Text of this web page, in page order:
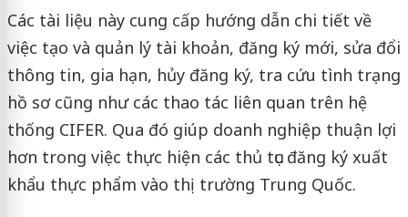
Các tài liệu này cung cấp hướng dẫn chi tiết về
việc tạo và quản lý tài khoản, đăng ký mới, sửa đổi
thông tin, gia hạn, hủy đăng ký, tra cứu tình trạng
hồ sơ cũng như các thao tác liên quan trên hệ
thống CIFER. Qua đó giúp doanh nghiệp thuận lợi
hơn trong việc thực hiện các thủ tục đăng ký xuất
khẩu thực phẩm vào thị trường Trung Quốc.